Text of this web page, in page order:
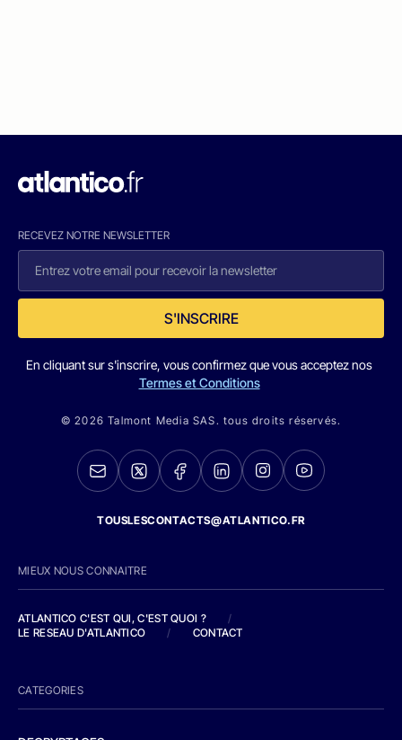
RECEVEZ NOTRE NEWSLETTER
S'INSCRIRE
En cliquant sur s'inscrire, vous confirmez que vous acceptez nos
Termes et Conditions
© 2026 Talmont Media SAS. tous droits réservés.
TOUSLESCONTACTS@ATLANTICO.FR
MIEUX NOUS CONNAITRE
ATLANTICO C'EST QUI, C'EST QUOI ?
/
LE RESEAU D'ATLANTICO
/ CONTACT
CATEGORIES